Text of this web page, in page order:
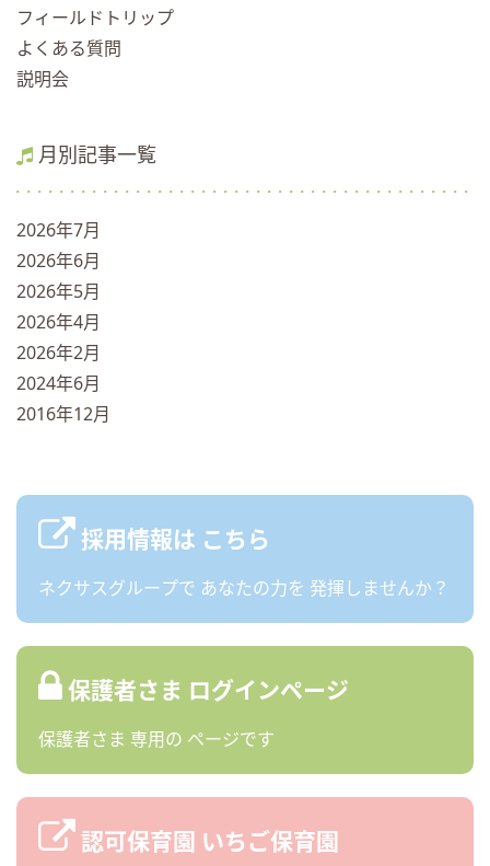
フィールドトリップ
よくある質問
説明会
月別記事一覧
2026年7月
2026年6月
2026年5月
2026年4月
2026年2月
2024年6月
2016年12月
採用情報は こちら
ネクサスグループで あなたの力を 発揮しませんか？
保護者さま ログインページ
保護者さま 専用の ページです
認可保育園 いちご保育園